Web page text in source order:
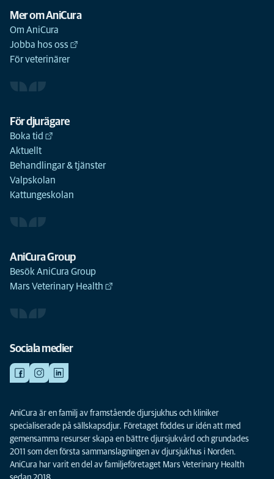
Mer om AniCura
Om AniCura
Jobba hos oss
För veterinärer
För djurägare
Boka tid
Aktuellt
Behandlingar & tjänster
Valpskolan
Kattungeskolan
AniCura Group
Besök AniCura Group
Mars Veterinary Health
Sociala medier
AniCura är en familj av framstående djursjukhus och kliniker
specialiserade på sällskapsdjur. Företaget föddes ur idén att med
gemensamma resurser skapa en bättre djursjukvård och grundades
2011 som den första sammanslagningen av djursjukhus i Norden.
AniCura har varit en del av familjeföretaget Mars Veterinary Health